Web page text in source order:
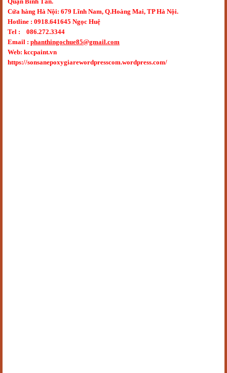
Cửa hàng Hà Nội: 679 Lĩnh Nam, Q.Hoàng Mai, TP Hà Nội.
Hotline : 0918.641645 Ngọc Huệ
Tel : 086.272.3344
Email : phanthingochue85@gmail.com
Web: kccpaint.vn
https://sonsanepoxygiarewordpresscom.wordpress.com/